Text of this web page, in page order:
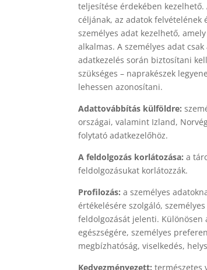
teljesítése érdekében
céljának, az adatok felvételének
személyes adat kezelhető,
alkalmas. A személyes adat
adatkezelés során biztosítani
szükséges – naprakészek
lehessen azonosítani.
Adattovábbítás külföldre:
országai, valamint Izland,
folytató adatkezelőhöz.
A feldolgozás korlátozása: a
feldolgozásukat korlátozzák.
Profilozás: a személyes
értékelésére szolgáló,
feldolgozását jelenti. Különösen
egészségére, személyes
megbízhatóság, viselkedés,
Kedvezményezett: természetes